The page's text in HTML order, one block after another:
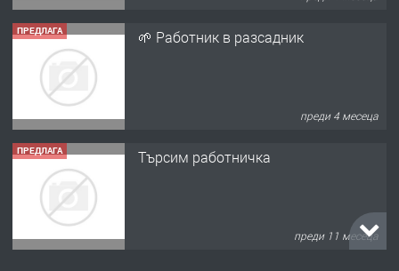
ПРЕДЛАГА 🌱 Работник в разсадник
преди 4 месеца
ПРЕДЛАГА Търсим работничка
преди 11 месеца